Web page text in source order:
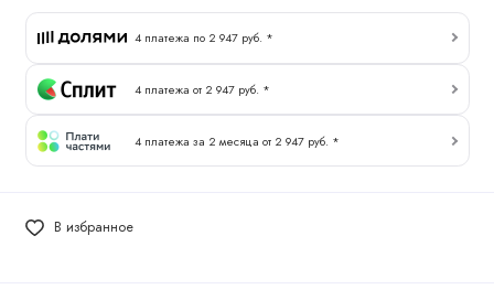
4 платежа по 2 947 руб. *
4 платежа от 2 947 руб. *
4 платежа за 2 месяца от 2 947 руб. *
В избранное